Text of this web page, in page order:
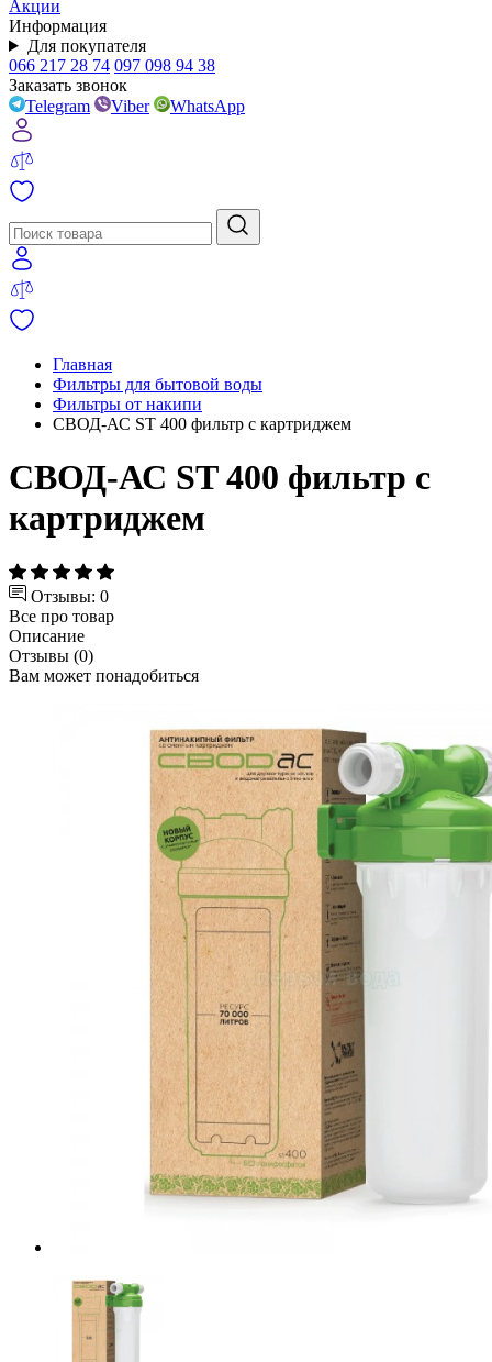
Акции
Информация
Для покупателя
066 217 28 74 097 098 94 38
Заказать звонок
Telegram
Viber WhatsApp
Главная
Фильтры для бытовой воды
Фильтры от накипи
СВОД-АС ST 400 фильтр с картриджем
СВОД-АС ST 400 фильтр с
картриджем
Отзывы: 0
Все про товар
Описание
Отзывы (0)
Вам может понадобиться